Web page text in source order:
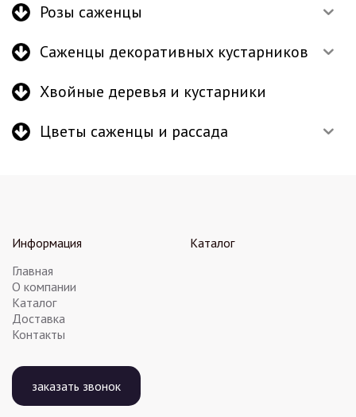
Розы саженцы
Саженцы декоративных кустарников
Хвойные деревья и кустарники
Цветы саженцы и рассада
Информация
Главная
О компании
Каталог
Доставка
Контакты
Каталог
заказать звонок